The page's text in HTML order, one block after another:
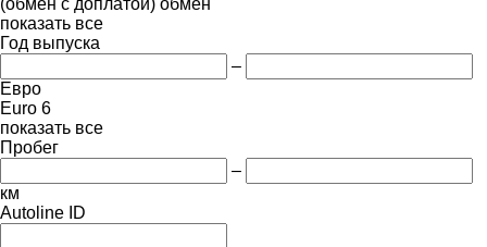
показать все
Год выпуска
–
Евро
Euro 6
показать все
Пробег
–
км
Autoline ID